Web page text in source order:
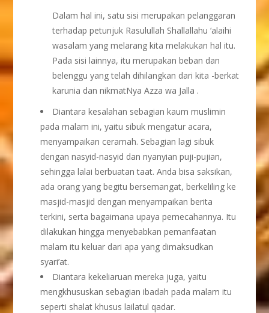
Dalam hal ini, satu sisi merupakan pelanggaran
terhadap petunjuk Rasulullah Shallallahu ‘alaihi
wasalam yang melarang kita melakukan hal itu.
Pada sisi lainnya, itu merupakan beban dan
belenggu yang telah dihilangkan dari kita -berkat
karunia dan nikmatNya Azza wa Jalla .
Diantara kesalahan sebagian kaum muslimin
pada malam ini, yaitu sibuk mengatur acara,
menyampaikan ceramah. Sebagian lagi sibuk
dengan nasyid-nasyid dan nyanyian puji-pujian,
sehingga lalai berbuatan taat. Anda bisa saksikan,
ada orang yang begitu bersemangat, berkeliling ke
masjid-masjid dengan menyampaikan berita
terkini, serta bagaimana upaya pemecahannya. Itu
dilakukan hingga menyebabkan pemanfaatan
malam itu keluar dari apa yang dimaksudkan
syari’at.
Diantara kekeliaruan mereka juga, yaitu
mengkhususkan sebagian ibadah pada malam itu
seperti shalat khusus lailatul qadar.